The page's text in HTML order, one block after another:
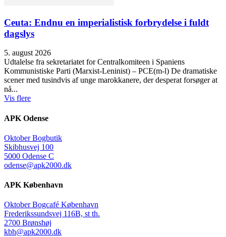
Ceuta: Endnu en imperialistisk forbrydelse i fuldt
dagslys
5. august 2026
Udtalelse fra sekretariatet for Centralkomiteen i Spaniens
Kommunistiske Parti (Marxist-Leninist) – PCE(m-l) De dramatiske
scener med tusindvis af unge marokkanere, der desperat forsøger at
nå...
Vis flere
APK Odense
Oktober Bogbutik
Skibhusvej 100
5000 Odense C
odense@apk2000.dk
APK København
Oktober Bogcafé København
Frederikssundsvej 116B, st th.
2700 Brønshøj
kbh@apk2000.dk